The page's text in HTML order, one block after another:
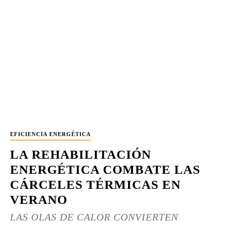
EFICIENCIA ENERGÉTICA
LA REHABILITACIÓN
ENERGÉTICA COMBATE LAS
CÁRCELES TÉRMICAS EN
VERANO
LAS OLAS DE CALOR CONVIERTEN